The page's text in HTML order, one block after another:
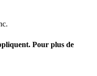
Pour plus de